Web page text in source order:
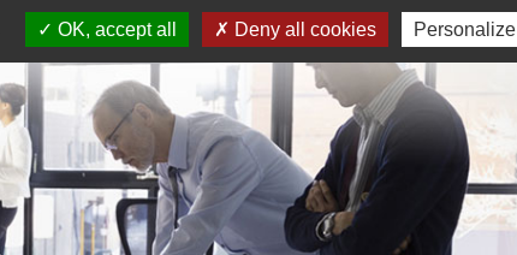
OK, accept all Deny all cookies Personalize